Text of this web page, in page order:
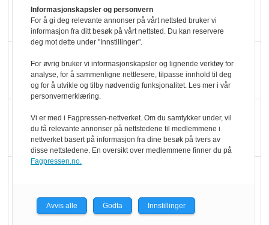
Økologisk Norge sin
hederspris
Blir enklere å velge
økologisk i butikkhylla
Kolonihagen sliter
med å få tak i nok melk
det?
Informasjonskapsler og personvern
For å gi deg relevante annonser på vårt nettsted bruker vi
informasjon fra ditt besøk på vårt nettsted. Du kan reservere
deg mot dette under "Innstillinger".
For øvrig bruker vi informasjonskapsler og lignende verktøy for
analyse, for å sammenligne nettlesere, tilpasse innhold til deg
og for å utvikle og tilby nødvendig funksjonalitet. Les mer i vår
personvernerklæring.
Vi er med i Fagpressen-nettverket. Om du samtykker under, vil
du få relevante annonser på nettstedene til medlemmene i
nettverket basert på informasjon fra dine besøk på tvers av
disse nettstedene. En oversikt over medlemmene finner du på
Fagpressen.no.
Avvis alle Godta Innstillinger